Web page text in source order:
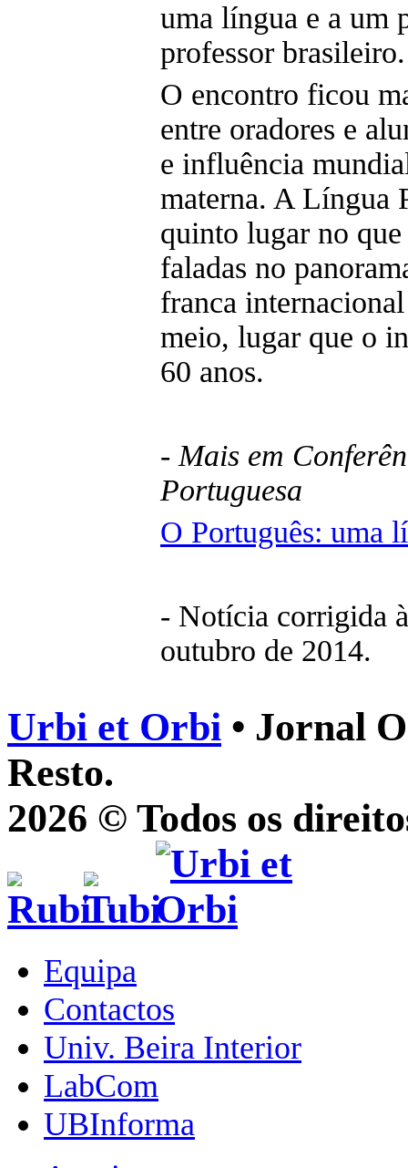
uma língua e a um
professor brasileiro.
O encontro ficou
entre oradores e
e influência
materna. A Língua
quinto lugar no
faladas no
franca
meio, lugar que o
60 anos.
- Mais em
Portuguesa
O Português: uma
- Notícia corrigida
outubro de 2014.
Urbi et Orbi • Jornal
Resto.
2026 © Todos os
Equipa
Contactos
Univ. Beira Interior
LabCom
UBInforma